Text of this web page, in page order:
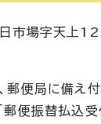
市場字天上
便局に備え付
便振替払込